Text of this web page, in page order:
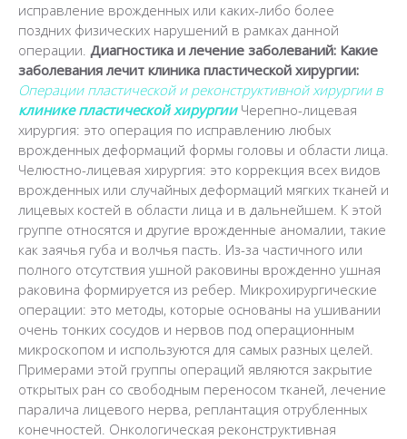
исправление врожденных или каких-либо более
поздних физических нарушений в рамках данной
операции. Диагностика и лечение заболеваний: Какие
заболевания лечит клиника пластической хирургии:
Операции пластической и реконструктивной хирургии в
клинике пластической хирургии Черепно-лицевая
хирургия: это операция по исправлению любых
врожденных деформаций формы головы и области лица.
Челюстно-лицевая хирургия: это коррекция всех видов
врожденных или случайных деформаций мягких тканей и
лицевых костей в области лица и в дальнейшем. К этой
группе относятся и другие врожденные аномалии, такие
как заячья губа и волчья пасть. Из-за частичного или
полного отсутствия ушной раковины врожденно ушная
раковина формируется из ребер. Микрохирургические
операции: это методы, которые основаны на ушивании
очень тонких сосудов и нервов под операционным
микроскопом и используются для самых разных целей.
Примерами этой группы операций являются закрытие
открытых ран со свободным переносом тканей, лечение
паралича лицевого нерва, реплантация отрубленных
конечностей. Онкологическая реконструктивная